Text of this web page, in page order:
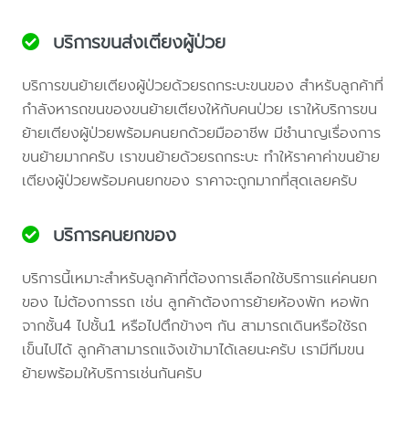
บริการขนส่งเตียงผู้ป่วย
บริการขนย้ายเตียงผู้ป่วยด้วยรถกระบะขนของ สำหรับลูกค้าที่
กำลังหารถขนของขนย้ายเตียงให้กับคนป่วย เราให้บริการขน
ย้ายเตียงผู้ป่วยพร้อมคนยกด้วยมืออาชีพ มีชำนาญเรื่องการ
ขนย้ายมากครับ เราขนย้ายด้วยรถกระบะ ทำให้ราคาค่าขนย้าย
เตียงผู้ป่วยพร้อมคนยกของ ราคาจะถูกมากที่สุดเลยครับ
บริการคนยกของ
บริการนี้เหมาะสำหรับลูกค้าที่ต้องการเลือกใช้บริการแค่คนยก
ของ ไม่ต้องการรถ เช่น ลูกค้าต้องการย้ายห้องพัก หอพัก
จากชั้น4 ไปชั้น1 หรือไปตึกข้างๆ กัน สามารถเดินหรือใช้รถ
เข็นไปได้ ลูกค้าสามารถแจ้งเข้ามาได้เลยนะครับ เรามีทีมขน
ย้ายพร้อมให้บริการเช่นกันครับ